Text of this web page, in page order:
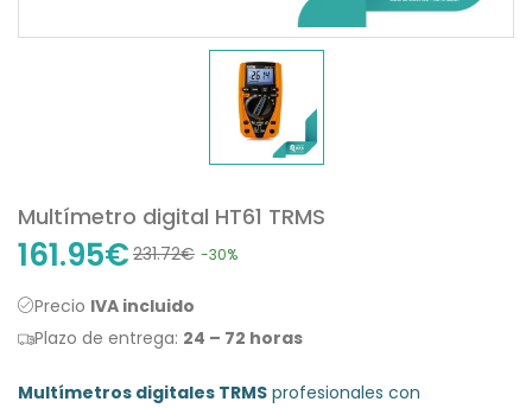
Multímetro digital HT61 TRMS
161.95€ 231.72€ -30%
Precio IVA incluido
Plazo de entrega: 24 – 72 horas
Multímetros digitales TRMS profesionales con